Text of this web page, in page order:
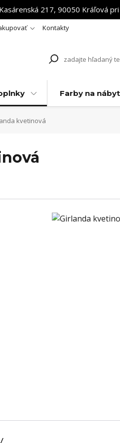
217, 90050 Kráľová
Kontakty
Farby na
kvetinová